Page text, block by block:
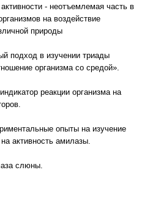
- неотъемлемая часть в
на воздействие
природы
подход в изучении триады
организма со средой».
реакции организма на
опыты на изучение
активность амилазы.
слюны.